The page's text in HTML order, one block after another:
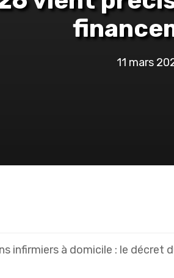
11 mars
infirmiers à domicile : le décret